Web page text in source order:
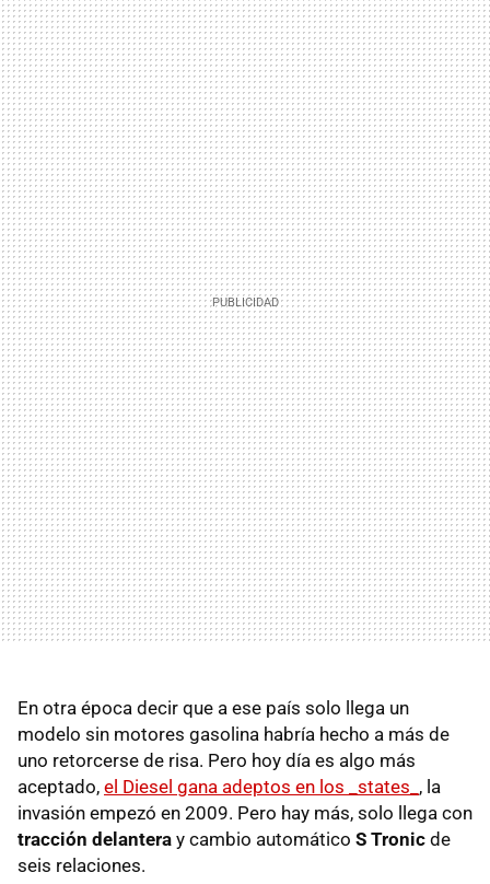
En otra época decir que a ese país solo llega un
modelo sin motores gasolina habría hecho a más de
uno retorcerse de risa. Pero hoy día es algo más
aceptado, el Diesel gana adeptos en los _states_ , la
invasión empezó en 2009. Pero hay más, solo llega con
tracción delantera y cambio automático S Tronic de
seis relaciones.